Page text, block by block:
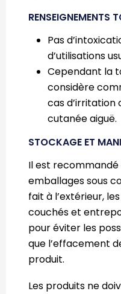
RENSEIGNEMENTS
Pas
d’utilisations
Cependant la
considère
cas d’irritation
cutanée aiguë.
STOCKAGE ET
Il est recommandé
emballages sous
fait à l’extérieur,
couchés et
pour éviter les
que l’effacement
produit.
Les produits ne